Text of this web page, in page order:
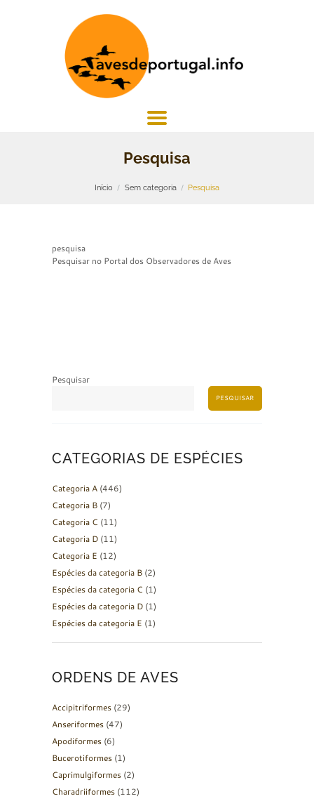
Pesquisa
Início Sem categoria Pesquisa
pesquisa
Pesquisar no Portal dos Observadores de Aves
Pesquisar
PESQUISAR
CATEGORIAS DE ESPÉCIES
Categoria A (446)
Categoria B (7)
Categoria C (11)
Categoria D (11)
Categoria E (12)
Espécies da categoria B (2)
Espécies da categoria C (1)
Espécies da categoria D (1)
Espécies da categoria E (1)
ORDENS DE AVES
Accipitriformes (29)
Anseriformes (47)
Apodiformes (6)
Bucerotiformes (1)
Caprimulgiformes (2)
Charadriiformes (112)